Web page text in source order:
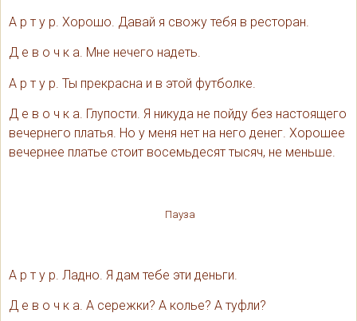
А р т у р. Хорошо. Давай я свожу тебя в ресторан.
Д е в о ч к а. Мне нечего надеть.
А р т у р. Ты прекрасна и в этой футболке.
Д е в о ч к а. Глупости. Я никуда не пойду без настоящего
вечернего платья. Но у меня нет на него денег. Хорошее
вечернее платье стоит восемьдесят тысяч, не меньше.
Пауза
А р т у р. Ладно. Я дам тебе эти деньги.
Д е в о ч к а. А сережки? А колье? А туфли?